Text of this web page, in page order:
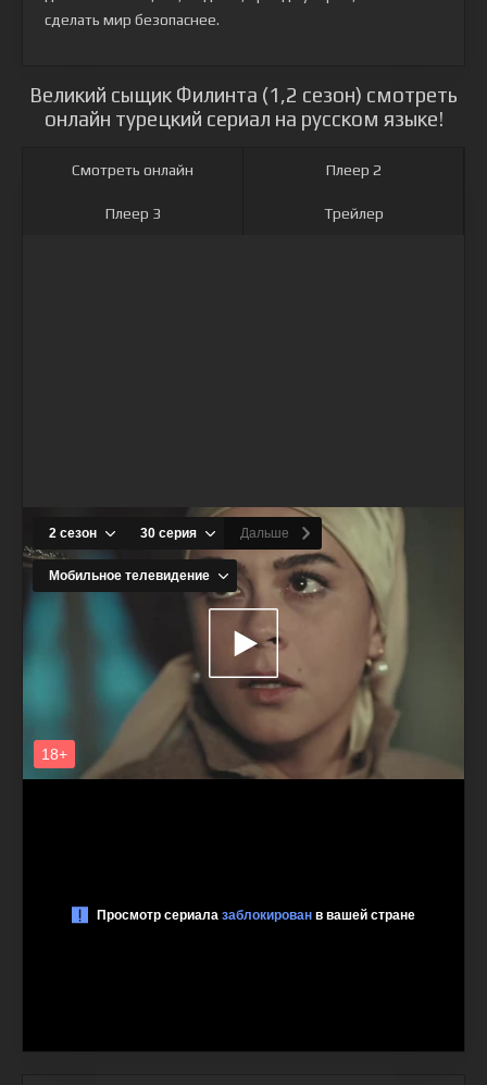
сделать мир безопаснее.
Великий сыщик Филинта (1,2 сезон) смотреть
онлайн турецкий сериал на русском языке!
Смотреть онлайн Плеер 2
Плеер 3 Трейлер